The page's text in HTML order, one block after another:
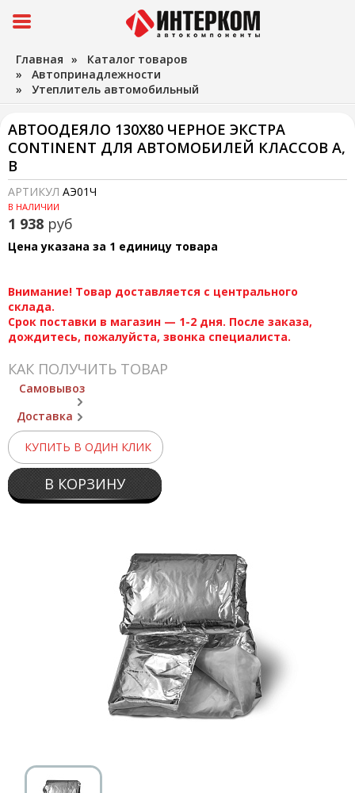
Главная » Каталог товаров
» Автопринадлежности
» Утеплитель автомобильный
АВТООДЕЯЛО 130Х80 ЧЕРНОЕ ЭКСТРА
CONTINENT ДЛЯ АВТОМОБИЛЕЙ КЛАССОВ А,
В
АРТИКУЛ АЭ01Ч
В НАЛИЧИИ
1 938 руб
Цена указана за 1 единицу товара
Внимание! Товар доставляется с центрального
склада.
Срок поставки в магазин — 1-2 дня. После заказа,
дождитесь, пожалуйста, звонка специалиста.
КАК ПОЛУЧИТЬ ТОВАР
Самовывоз
Доставка
КУПИТЬ В ОДИН КЛИК
В КОРЗИНУ